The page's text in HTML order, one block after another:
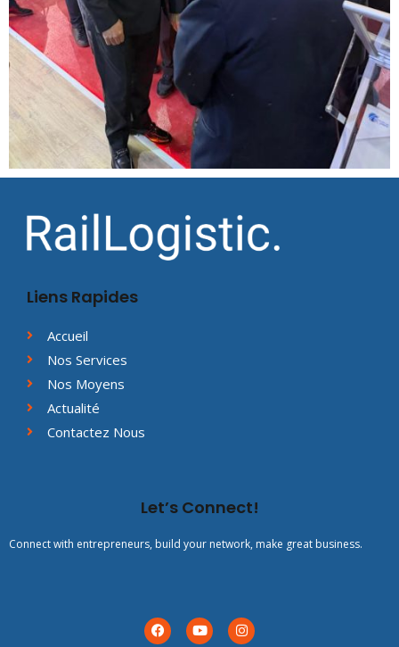
Liens Rapides
Accueil
Nos Services
Nos Moyens
Actualité
Contactez Nous
Let’s Connect!
Connect with entrepreneurs, build your network, make great business.